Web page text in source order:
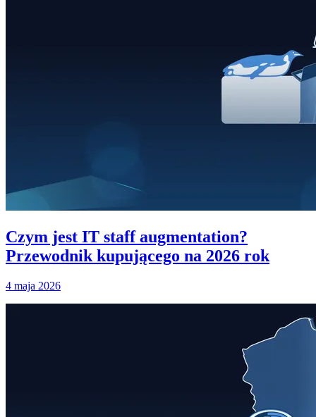
Czym jest IT staff augmentation?
Przewodnik kupującego na 2026 rok
4 maja 2026